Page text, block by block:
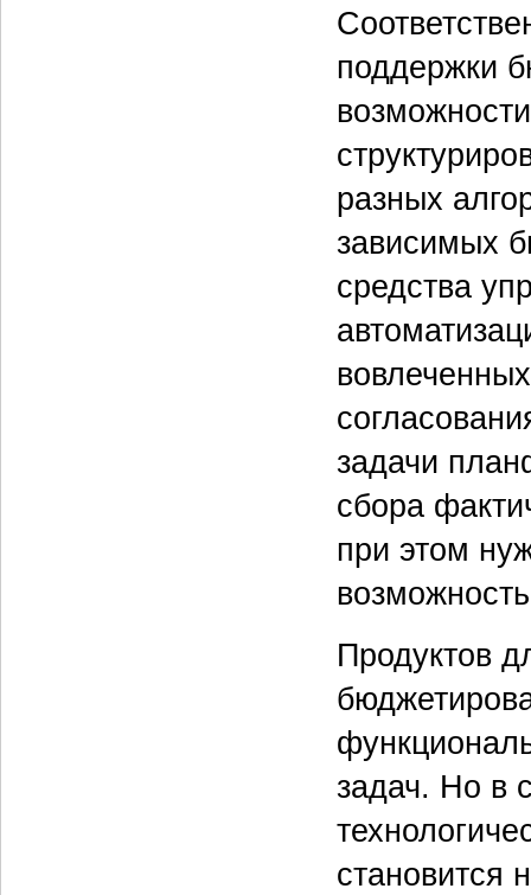
поддержки
разных
зависимых
средства
задачи
сбора
при этом
Продуктов
задач. Но в
становится